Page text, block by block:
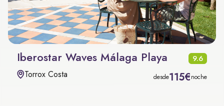
Iberostar Waves Málaga Playa 9.6
Torrox Costa desde115€noche